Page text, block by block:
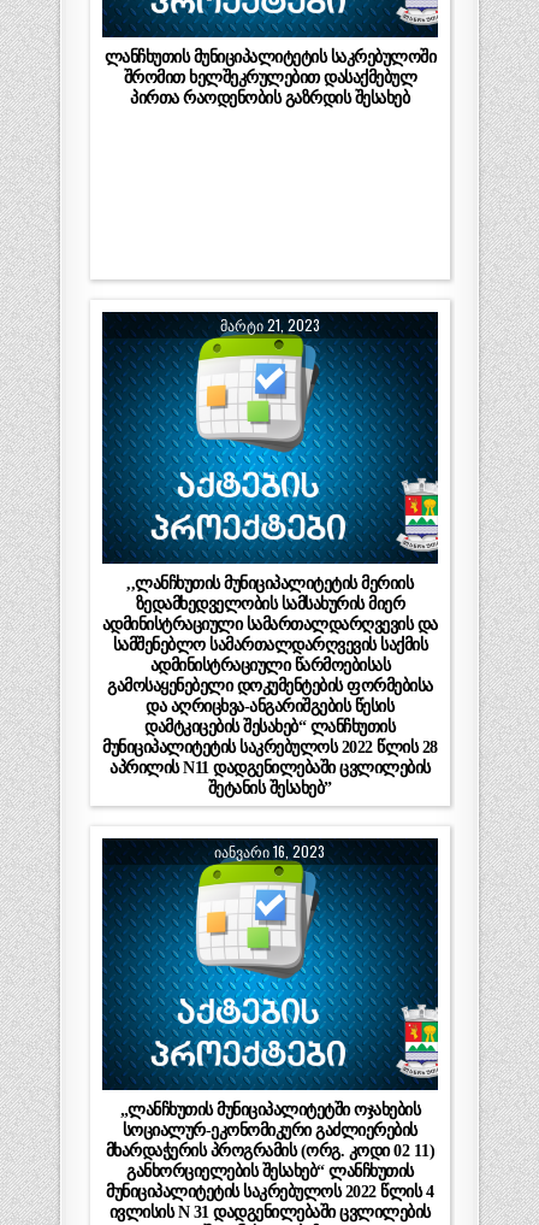
ლანჩხუთის მუნიციპალიტეტის საკრებულოში
შრომით ხელშეკრულებით დასაქმებულ
პირთა რაოდენობის გაზრდის შესახებ
ᲛᲐᲠᲢᲘ 21, 2023
,,ლანჩხუთის მუნიციპალიტეტის მერიის
ზედამხედველობის სამსახურის მიერ
ადმინისტრაციული სამართალდარღვევის და
სამშენებლო სამართალდარღვევის საქმის
ადმინისტრაციული წარმოებისას
გამოსაყენებელი დოკუმენტების ფორმებისა
და აღრიცხვა-ანგარიშგების წესის
დამტკიცების შესახებ“ ლანჩხუთის
მუნიციპალიტეტის საკრებულოს 2022 წლის 28
აპრილის N11 დადგენილებაში ცვლილების
შეტანის შესახებ”
ᲘᲐᲜᲕᲐᲠᲘ 16, 2023
„ლანჩხუთის მუნიციპალიტეტში ოჯახების
სოციალურ-ეკონომიკური გაძლიერების
მხარდაჭერის პროგრამის (ორგ. კოდი 02 11)
განხორციელების შესახებ“ ლანჩხუთის
მუნიციპალიტეტის საკრებულოს 2022 წლის 4
ივლისის N 31 დადგენილებაში ცვლილების